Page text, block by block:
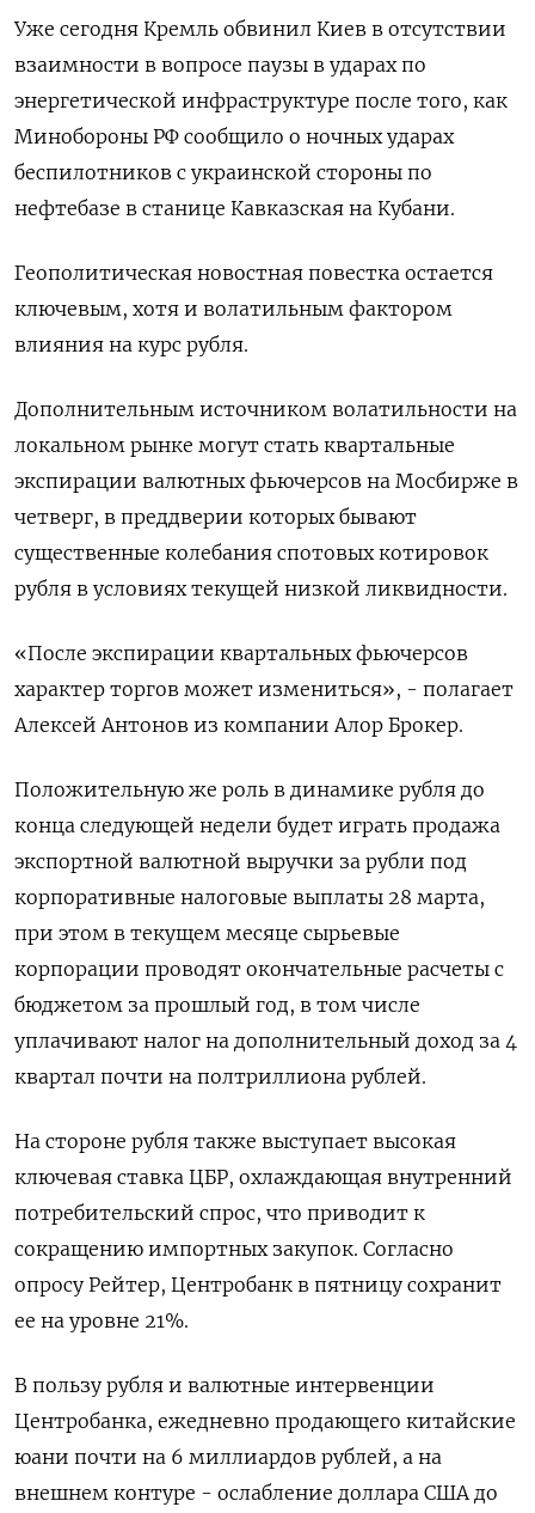
Уже сегодня Кремль обвинил Киев в отсутствии
взаимности в вопросе паузы в ударах по
энергетической инфраструктуре после того, как
Минобороны РФ сообщило о ночных ударах
беспилотников с украинской стороны по
нефтебазе в станице Кавказская на Кубани.
Геополитическая новостная повестка остается
ключевым, хотя и волатильным фактором
влияния на курс рубля.
Дополнительным источником волатильности на
локальном рынке могут стать квартальные
экспирации валютных фьючерсов на Мосбирже в
четверг, в преддверии которых бывают
существенные колебания спотовых котировок
рубля в условиях текущей низкой ликвидности.
«После экспирации квартальных фьючерсов
характер торгов может измениться», - полагает
Алексей Антонов из компании Алор Брокер.
Положительную же роль в динамике рубля до
конца следующей недели будет играть продажа
экспортной валютной выручки за рубли под
корпоративные налоговые выплаты 28 марта,
при этом в текущем месяце сырьевые
корпорации проводят окончательные расчеты с
бюджетом за прошлый год, в том числе
уплачивают налог на дополнительный доход за 4
квартал почти на полтриллиона рублей.
На стороне рубля также выступает высокая
ключевая ставка ЦБР, охлаждающая внутренний
потребительский спрос, что приводит к
сокращению импортных закупок. Согласно
опросу Рейтер, Центробанк в пятницу сохранит
ее на уровне 21%.
В пользу рубля и валютные интервенции
Центробанка, ежедневно продающего китайские
юани почти на 6 миллиардов рублей, а на
внешнем контуре - ослабление доллара США до